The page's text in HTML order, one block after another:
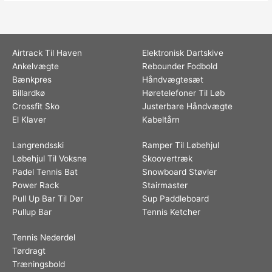
Airtrack Til Haven
Ankelvægte
Bænkpres
Billardkø
Crossfit Sko
El Klaver
Elektronisk Dartskive
Rebounder Fodbold
Håndvægtesæt
Høretelefoner Til Løb
Justerbare Håndvægte
Kabeltårn
Langrendsski
Løbehjul Til Voksne
Padel Tennis Bat
Power Rack
Pull Up Bar Til Dør
Pullup Bar
Ramper Til Løbehjul
Skoovertræk
Snowboard Støvler
Stairmaster
Sup Paddleboard
Tennis Ketcher
Tennis Nederdel
Tørdragt
Træningsbold